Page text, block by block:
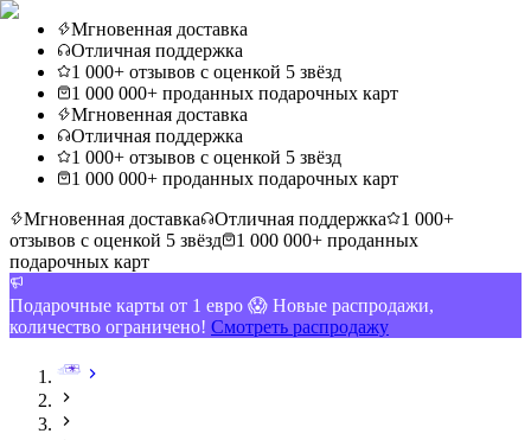
Мгновенная доставка
Отличная поддержка
1 000+ отзывов с оценкой 5 звёзд
1 000 000+ проданных подарочных карт
Мгновенная доставка
Отличная поддержка
1 000+ отзывов с оценкой 5 звёзд
1 000 000+ проданных подарочных карт
Мгновенная доставка
Отличная поддержка
1 000+
отзывов с оценкой 5 звёзд
1 000 000+ проданных
подарочных карт
Подарочные карты от 1 евро 😱 Новые распродажи,
количество ограничено! Смотреть распродажу